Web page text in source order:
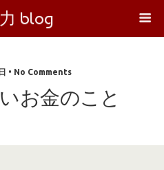
blog
• No Comments
お金のこと